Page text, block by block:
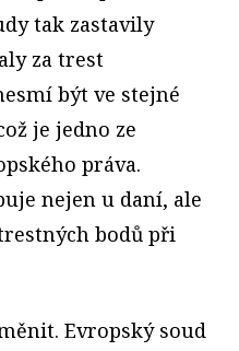
tak zastavily
za trest
být ve stejné
je jedno ze
práva.
nejen u daní, ale
bodů při
Evropský soud